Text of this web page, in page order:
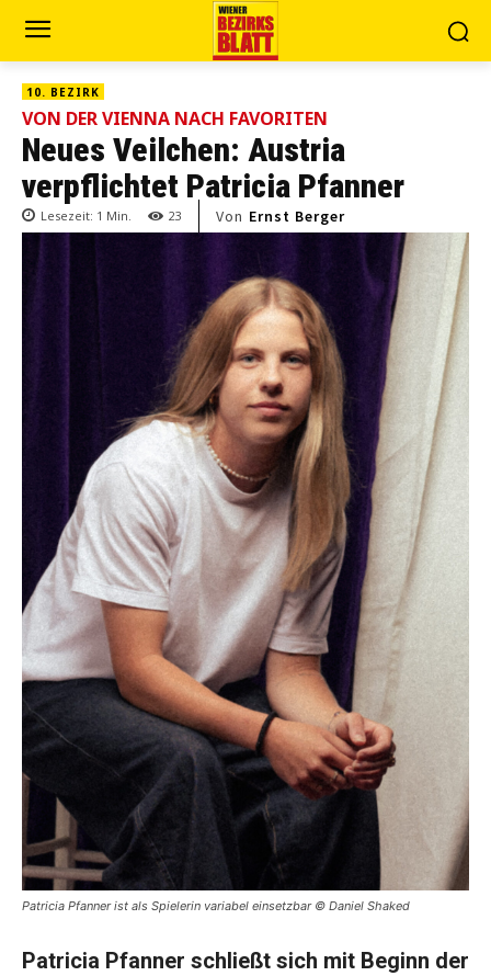
10. BEZIRK
VON DER VIENNA NACH FAVORITEN
Neues Veilchen: Austria
verpflichtet Patricia Pfanner
Lesezeit: 1 Min. 23 Von Ernst Berger
Patricia Pfanner ist als Spielerin variabel einsetzbar © Daniel Shaked
Patricia Pfanner schließt sich mit Beginn der